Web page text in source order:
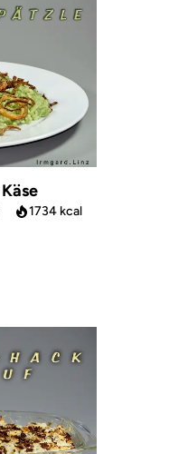
1734 kcal